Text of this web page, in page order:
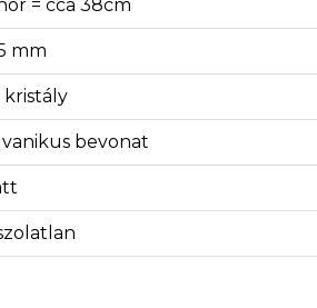
= cca 38cm
mm
kristály
bevonat